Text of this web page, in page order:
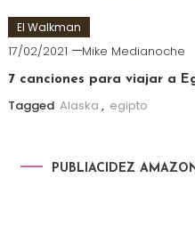
El Walkman
17/02/2021 Mike Medianoche
7 canciones para viajar a
Tagged Alaska , egipto
PUBLIACIDEZ